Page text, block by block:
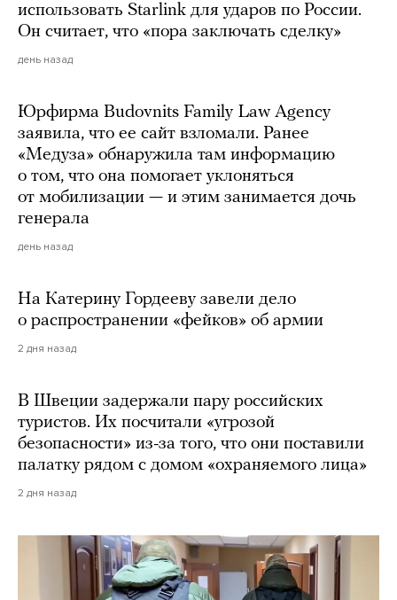
использовать Starlink для ударов по России.
Он считает, что «пора заключать сделку»
день назад
Юрфирма Budovnits Family Law Agency
заявила, что ее сайт взломали. Ранее
«Медуза» обнаружила там информацию
о том, что она помогает уклоняться
от мобилизации — и этим занимается дочь
генерала
день назад
На Катерину Гордееву завели дело
о распространении «фейков» об армии
2 дня назад
В Швеции задержали пару российских
туристов. Их посчитали «угрозой
безопасности» из-за того, что они поставили
палатку рядом с домом «охраняемого лица»
2 дня назад